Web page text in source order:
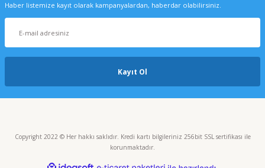
Haber listemize kayıt olarak kampanyalardan, haberdar olabilirsiniz.
Kayıt Ol
Copyright 2022 © Her hakkı saklıdır. Kredi kartı bilgileriniz 256bit SSL sertifikası ile
korunmaktadır.